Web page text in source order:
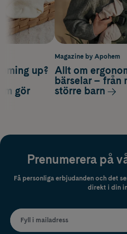
up?
gör
Magazine by Apohem
Allt om
bärselar – från
större barn
Prenumerera på
Få personliga erbjudanden och det
direkt i din
Fyll i mailadress